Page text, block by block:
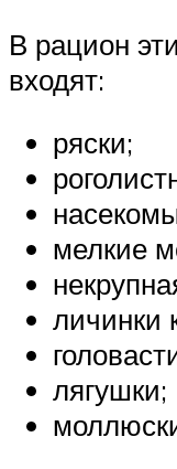
В рацион
входят:
ряски;
мелкие
личинки
лягушки;